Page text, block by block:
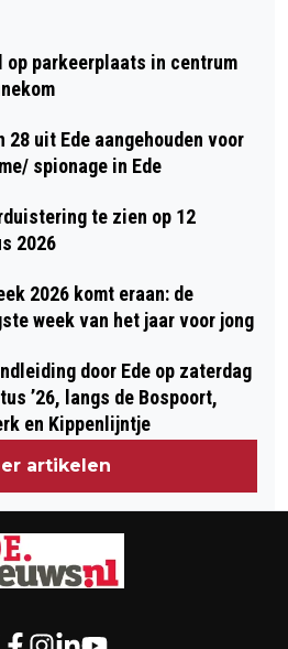
BIJ BOTSING OP
IS GELUKT MET
VAN DE
op parkeerplaats in centrum
28 uit Ede aangehouden voor
spionage in Ede
te zien op 12
2026
2026 komt eraan: de
week van het jaar voor jong
door Ede op zaterdag
’26, langs de Bospoort,
en Kippenlijntje
artikelen